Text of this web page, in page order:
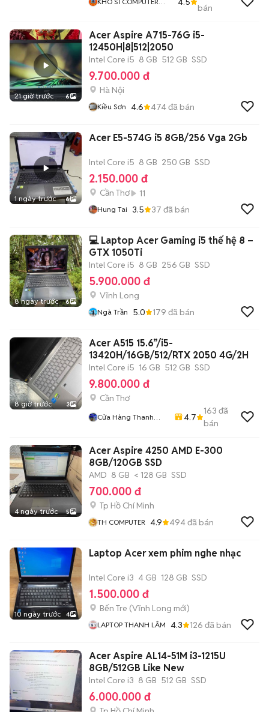
bán
21 giờ trước 6
Acer Aspire A715-76G i5-
12450H|8|512|2050
Intel Core i5 8 GB 512 GB SSD
9.700.000 đ
Hà Nội
Kiều Sơn 4.6 474đã bán
1 ngày trước 6
Acer E5-574G i5 8GB/256 Vga 2Gb
Intel Core i5 8 GB 250 GB SSD
2.150.000 đ
Cần Thơ 11
Hung Tai 3.5 37 đã bán
8 ngày trước 6
💻 Laptop Acer Gaming i5 thế hệ 8 –
GTX 1050Ti
Intel Core i5 8 GB 256 GB SSD
5.900.000 đ
Vĩnh Long
Ngà Trần 5.0 179 đã bán
8 giờ trước 3
Acer A515 15.6”/i5-
13420H/16GB/512/RTX 2050 4G/2H
Intel Core i5 16 GB 512 GB SSD
9.800.000 đ
Cần Thơ
Cửa Hàng Thanh
4.7
163 đã
bán
4 ngày trước 5
Acer Aspire 4250 AMD E-300
8GB/120GB SSD
AMD 8 GB < 128 GB SSD
700.000 đ
Tp Hồ Chí Minh
TH COMPUTER 4.9 494đã bán
10 ngày trước 4
Laptop Acer xem phim nghe nhạc
Intel Core i3 4 GB 128 GB SSD
1.500.000 đ
Bến Tre (Vĩnh Long mới)
LAPTOP THANH LÂM 4.3 126 đã bán
Acer Aspire AL14-51M i3-1215U
8GB/512GB Like New
Intel Core i3 8 GB 512 GB SSD
6.000.000 đ